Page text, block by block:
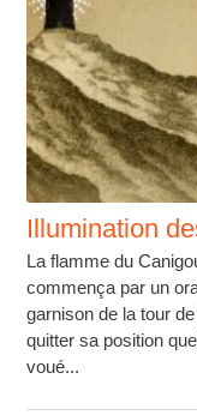
Illumination
La flamme du
commença par un
garnison de la tour
quitter sa position
voué...